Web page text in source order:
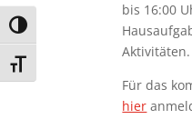
Umschalten auf hohe
Schrift vergrößern
bis 16:00
Aktivitäten.
Für das
hier